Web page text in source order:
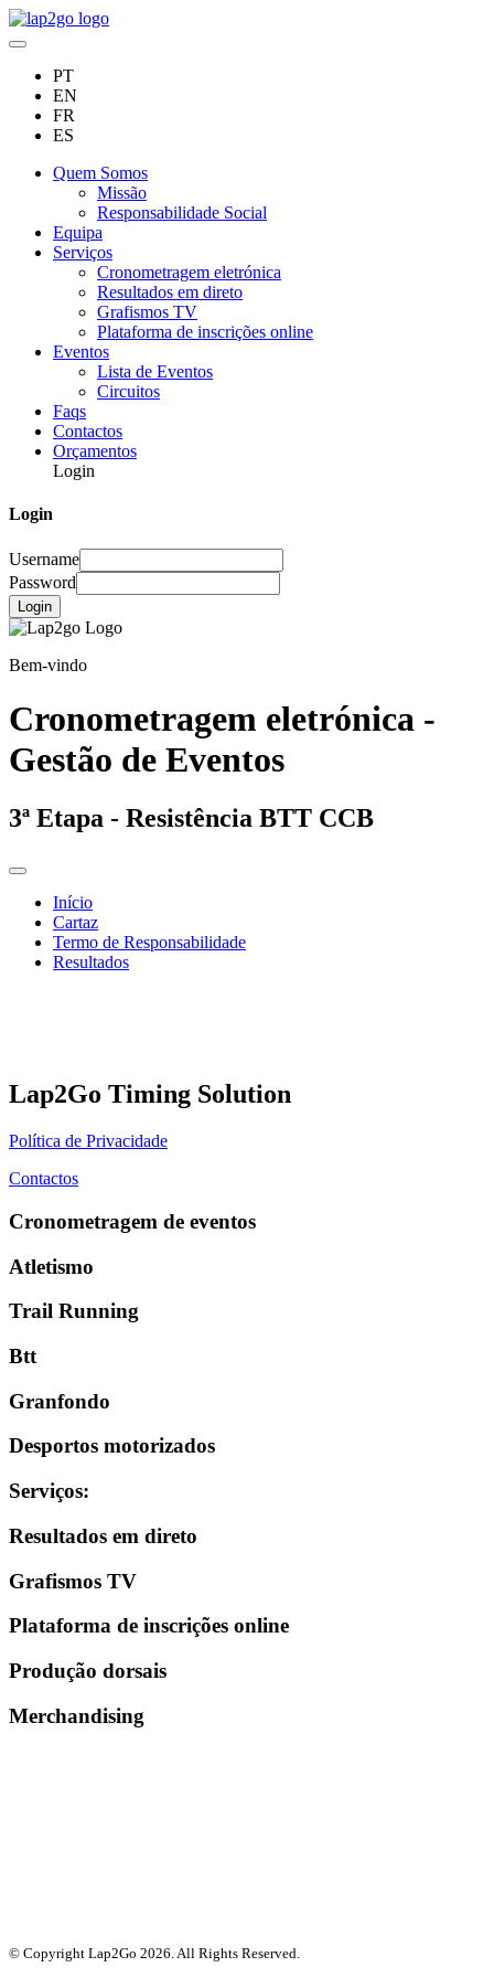
PT
EN
FR
ES
Quem Somos
Missão
Responsabilidade Social
Equipa
Serviços
Cronometragem eletrónica
Resultados em direto
Grafismos TV
Plataforma de inscrições online
Eventos
Lista de Eventos
Circuitos
Faqs
Contactos
Orçamentos
Login
Login
Username
Password
Login
Bem-vindo
Cronometragem eletrónica -
Gestão de Eventos
3ª Etapa - Resistência BTT CCB
Início
Cartaz
Termo de Responsabilidade
Resultados
Lap2Go Timing Solution
Política de Privacidade
Contactos
Cronometragem de eventos
Atletismo
Trail Running
Btt
Granfondo
Desportos motorizados
Serviços:
Resultados em direto
Grafismos TV
Plataforma de inscrições online
Produção dorsais
Merchandising
© Copyright Lap2Go 2026. All Rights Reserved.